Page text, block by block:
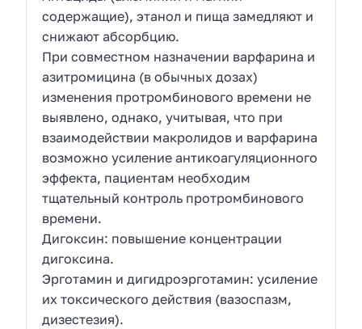
содержащие), этанол и пища замедляют и
снижают абсорбцию.
При совместном назначении варфарина и
азитромицина (в обычных дозах)
изменения протромбинового времени не
выявлено, однако, учитывая, что при
взаимодействии макролидов и варфарина
возможно усиление антикоагуляционного
эффекта, пациентам необходим
тщательный контроль протромбинового
времени.
Дигоксин: повышение концентрации
дигоксина.
Эрготамин и дигидроэрготамин: усиление
их токсического действия (вазоспазм,
дизестезия).